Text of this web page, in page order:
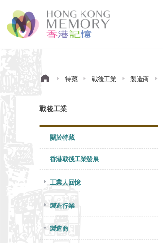
特藏 戰後工業 製造商
戰後工業
關於特藏
香港戰後工業發展
工業人回憶
製造行業
製造商